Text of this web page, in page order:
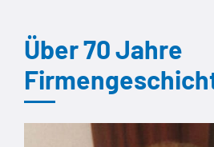
Über 70 Jahre